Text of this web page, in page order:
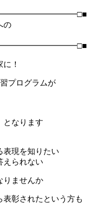
の
！
！
プログラムが
となります
表現を知りたい
えられない
りませんか
彰されたという方も